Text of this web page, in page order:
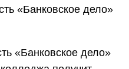
«Банковское дело»
«Банковское дело»